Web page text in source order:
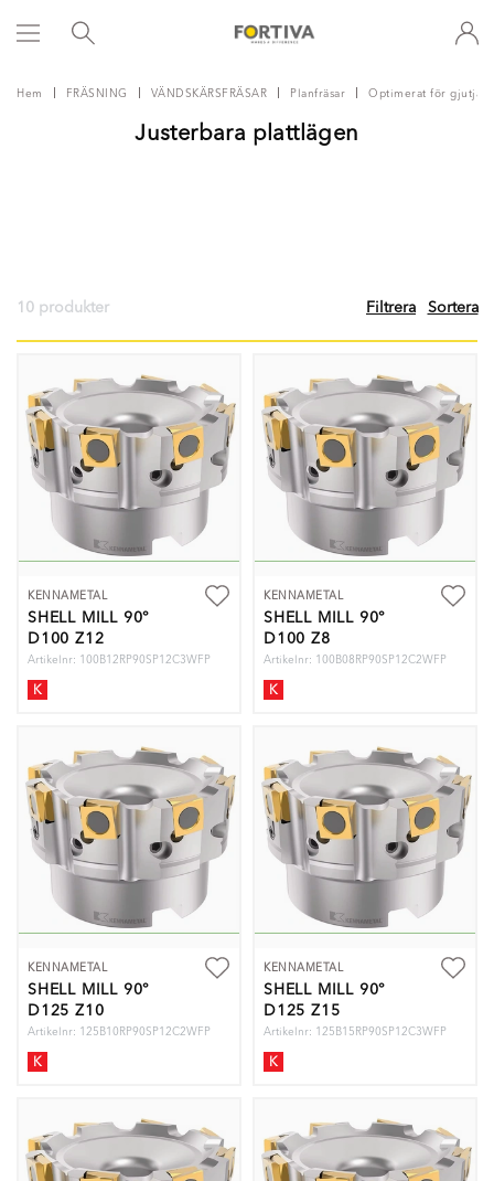
Hem FRÄSNING VÄNDSKÄRSFRÄSAR Planfräsar Optimerat för gjutjärn
Justerbara plattlägen
10 produkter Filtrera Sortera
KENNAMETAL
SHELL MILL 90°
D100 Z12
Artikelnr: 100B12RP90SP12C3WFP
K
KENNAMETAL
SHELL MILL 90°
D100 Z8
Artikelnr: 100B08RP90SP12C2WFP
K
KENNAMETAL
SHELL MILL 90°
D125 Z10
Artikelnr: 125B10RP90SP12C2WFP
K
KENNAMETAL
SHELL MILL 90°
D125 Z15
Artikelnr: 125B15RP90SP12C3WFP
K